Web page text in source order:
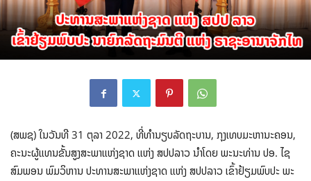
(ສພຊ) ໃນວັນທີ 31 ຕຸລາ 2022, ທີ່ທຳນຽບລັດຖະບານ, ກຸງເທບມະຫານະຄອນ,
ຄະນະຜູ້ແທນຂັ້ນສູງສະພາແຫ່ງຊາດ ແຫ່ງ ສປປລາວ ນໍາໂດຍ ພະນະທ່ານ ປອ. ໄຊ
ສົມພອນ ພົມວິຫານ ປະທານສະພາແຫ່ງຊາດ ແຫ່ງ ສປປລາວ ເຂົ້າຢ້ຽມພົບປະ ພະ